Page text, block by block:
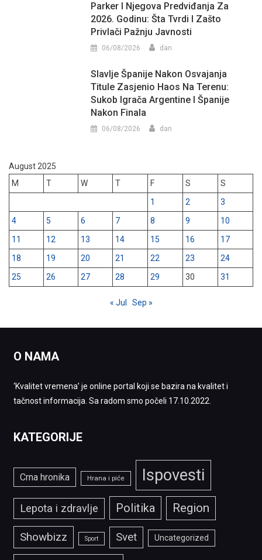
Parker I Njegova Predviđanja Za
2026. Godinu: Šta Tvrdi I Zašto
Privlači Pažnju Javnosti
06/08/2026 dan
Slavlje Španije Nakon Osvajanja
Titule Zasjenio Haos Na Terenu:
Sukob Igrača Argentine I Španije
Nakon Finala
06/08/2026 dan
August 2025
M
T W T F S
S
1
2
3
4
5 6 7 8 9
10
11
12 13 14 15 16
17
18
19 20 21 22 23
24
25
26 27 28 29 30 31
« Jul Sep »
O NAMA
‘Kvalitet vremena’ je online portal koji se bazira na kvalitet i
tačnost informacija. Sa radom smo počeli 17.10.2022.
KATEGORIJE
Crna hronika Hrana i piće Ispovesti
Lepota i zdravlje Politika Region
Showbizz Sport Svet Uncategorized